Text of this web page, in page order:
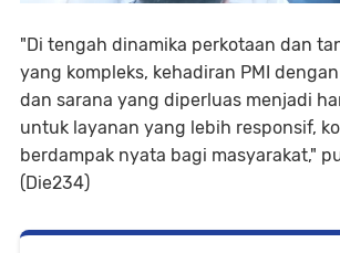
"Di tengah dinamika perkotaan dan
yang kompleks, kehadiran PMI
dan sarana yang diperluas menjadi
untuk layanan yang lebih responsif,
berdampak nyata bagi masyarakat,"
(Die234)